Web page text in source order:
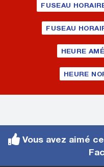
FUSEAU
FUSEAU
HEURE
HEURE
Vous avez aimé